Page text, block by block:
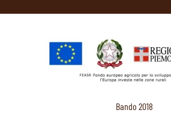
Bando 2018